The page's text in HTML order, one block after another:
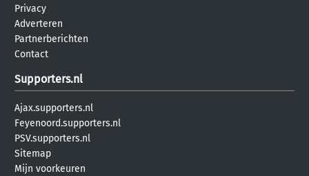
Privacy
Adverteren
Partnerberichten
Contact
Supporters.nl
Ajax.supporters.nl
Feyenoord.supporters.nl
PSV.supporters.nl
Sitemap
Mijn voorkeuren